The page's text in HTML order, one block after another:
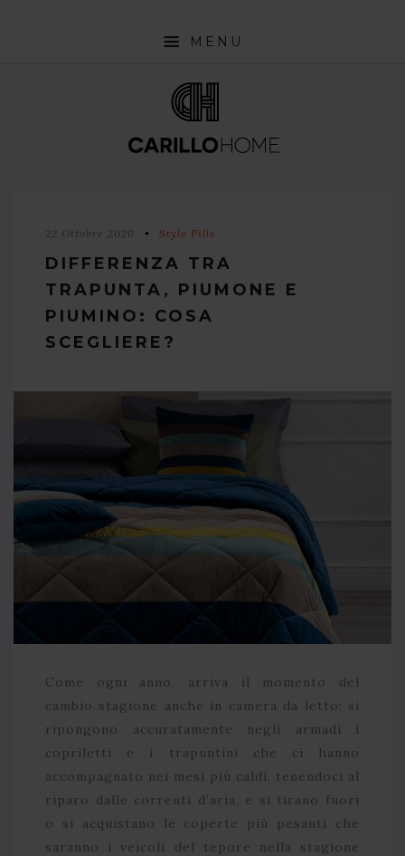
MENU
INTERIOR DESIGN TRENDS
NEWS22 Ottobre 2020 Style Pills
DIFFERENZA TRA
TRAPUNTA, PIUMONE E
PIUMINO: COSA
SCEGLIERE?
Come ogni anno, arriva il momento del
cambio stagione anche in camera da letto: si
ripongono accuratamente negli armadi i
copriletti e i trapuntini che ci hanno
accompagnato nei mesi più caldi, tenendoci al
riparo dalle correnti d’aria, e si tirano fuori
o si acquistano le coperte più pesanti che
saranno i veicoli del tepore nella stagione